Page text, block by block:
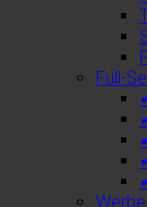
Full-